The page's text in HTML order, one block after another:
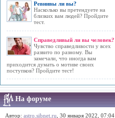
Ревнивы ли вы?
Насколько вы претендуете на
близких вам людей? Пройдите
тест.
Справедливый ли вы человек?
Чувство справедливости у всех
развито по разному. Вы
замечали, что иногда вам
приходится думать о мотиве своих
поступков? Пройдите тест!
На форуме
Автор: astro.sibnet.ru , 30 января 2022, 07:04